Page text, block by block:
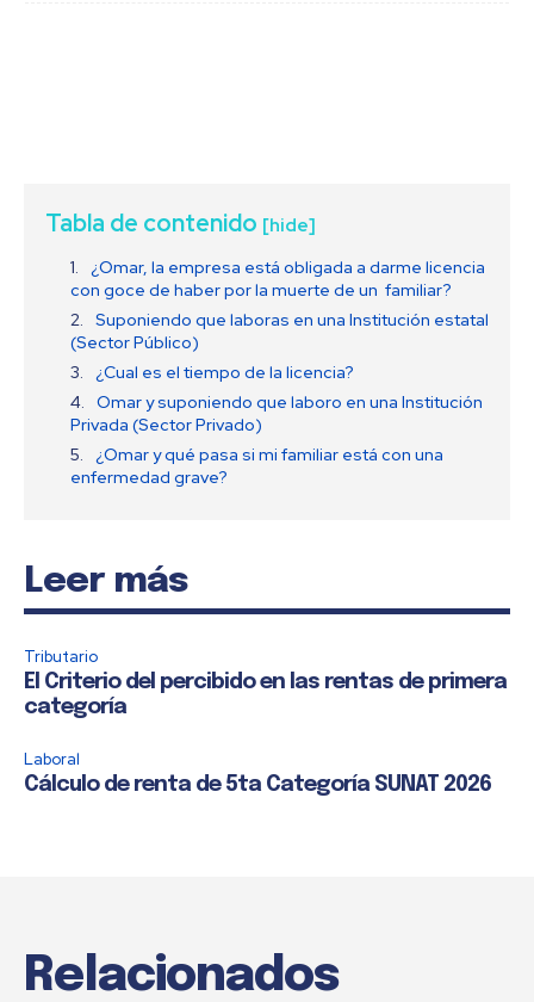
Tabla de contenido [hide]
¿Omar, la empresa está obligada a darme licencia
con goce de haber por la muerte de un familiar?
Suponiendo que laboras en una Institución estatal
(Sector Público)
¿Cual es el tiempo de la licencia?
Omar y suponiendo que laboro en una Institución
Privada (Sector Privado)
¿Omar y qué pasa si mi familiar está con una
enfermedad grave?
Leer más
Tributario
El Criterio del percibido en las rentas de primera
categoría
Laboral
Cálculo de renta de 5ta Categoría SUNAT 2026
Relacionados